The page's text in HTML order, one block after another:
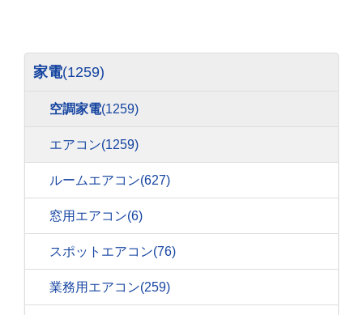
家電(1259)
空調家電(1259)
エアコン(1259)
ルームエアコン(627)
窓用エアコン(6)
スポットエアコン(76)
業務用エアコン(259)